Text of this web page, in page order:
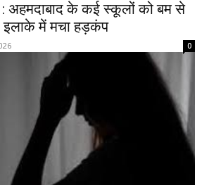
अहमदाबाद के कई स्कूलों को बम से
में मचा हड़कंप
0